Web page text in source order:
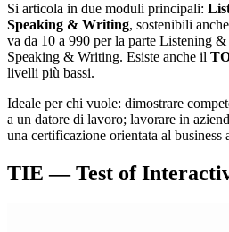
Si articola in due moduli principali:
Speaking & Writing, sostenibili
va da 10 a 990 per la parte Listening
Speaking & Writing. Esiste anche il
livelli più bassi.
Ideale per chi vuole: dimostrare
a un datore di lavoro; lavorare in
una certificazione orientata al
TIE — Test of